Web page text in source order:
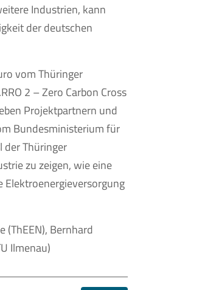
Industrien, kann
der deutschen
vom Thüringer
2 – Zero Carbon Cross
Projektpartnern und
Bundesministerium für
der Thüringer
zu zeigen, wie eine
(ThEEN), Bernhard
Ilmenau)